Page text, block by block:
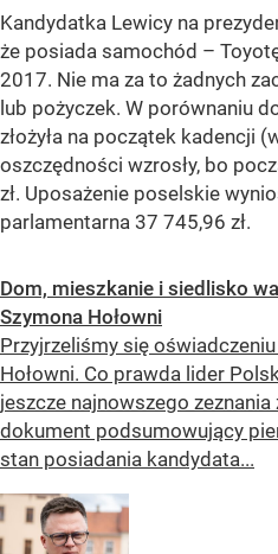
Kandydatka Lewicy na
że posiada samochód –
2017. Nie ma za to żadnych
lub pożyczek. W porównaniu
złożyła na początek kadencji
oszczędności wzrosły, bo
zł. Uposażenie poselskie
parlamentarna 37 745,96 zł.
Dom, mieszkanie i siedlisko
Szymona Hołowni
Przyjrzeliśmy się
Hołowni. Co prawda lider
jeszcze najnowszego zeznania
dokument podsumowujący
stan posiadania kandydata...